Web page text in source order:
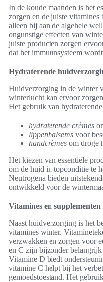
In de koude maanden is het
zorgen en de juiste
alleen bij aan de algehele
ongunstige effecten van
juiste producten zorgen
dat het immuunsysteem
Hydraterende
Huidverzorging in de winter
winterlucht kan ervoor
Het gebruik van
hydraterende crèmes
lippenbalsems voor
handcrèmes om droge
Het kiezen van essentiële
om de huid in topconditie te
Neutrogena bieden
ontwikkeld voor de
Vitamines en supplementen
Naast huidverzorging is het
vitamines winter.
verzwakken en zorgen voor
en C zijn bijzonder belangrijk
Vitamine D biedt
vitamine C helpt bij het
gemoedstoestand. Het